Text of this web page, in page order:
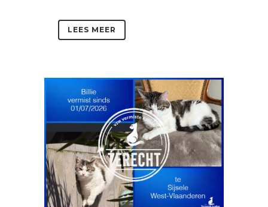
LEES MEER